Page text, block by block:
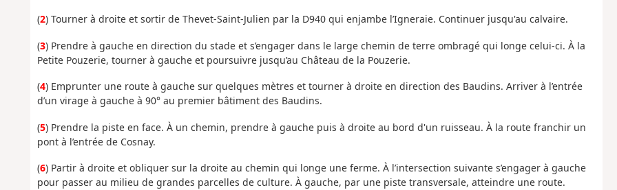
(2) Tourner à droite et sortir de Thevet-Saint-Julien par la D940 qui enjambe l’Igneraie. Continuer jusqu'au calvaire.
(3) Prendre à gauche en direction du stade et s’engager dans le large chemin de terre ombragé qui longe celui-ci. À la
Petite Pouzerie, tourner à gauche et poursuivre jusqu’au Château de la Pouzerie.
(4) Emprunter une route à gauche sur quelques mètres et tourner à droite en direction des Baudins. Arriver à l’entrée
d’un virage à gauche à 90° au premier bâtiment des Baudins.
(5) Prendre la piste en face. À un chemin, prendre à gauche puis à droite au bord d'un ruisseau. À la route franchir un
pont à l’entrée de Cosnay.
(6) Partir à droite et obliquer sur la droite au chemin qui longe une ferme. À l’intersection suivante s’engager à gauche
pour passer au milieu de grandes parcelles de culture. À gauche, par une piste transversale, atteindre une route.